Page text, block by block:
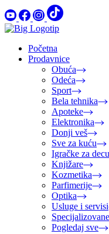
Početna
Prodavnice
Obuća
Odeća
Sport
Bela tehnika
Apoteke
Elektronika
Donji veš
Sve za kuću
Igračke za decu
Knjižare
Kozmetika
Parfimerije
Optika
Usluge i servisi
Pogledaj sve